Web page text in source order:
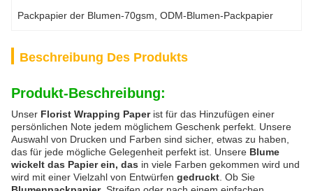
Packpapier der Blumen-70gsm ODM-Blumen-Packpapier
Beschreibung Des Produkts
Produkt-Beschreibung:
Unser Florist Wrapping Paperist für das Hinzufügen einer
persönlichen Note jedem möglichem Geschenk perfekt. Unsere
Auswahl von Drucken und Farben sind sicher, etwas zu haben,
das für jede mögliche Gelegenheit perfekt ist. Unsere Blume
wickelt das Papier ein, das in viele Farben gekommen wird und
wird mit einer Vielzahl von Entwürfen gedruckt . Ob Sie